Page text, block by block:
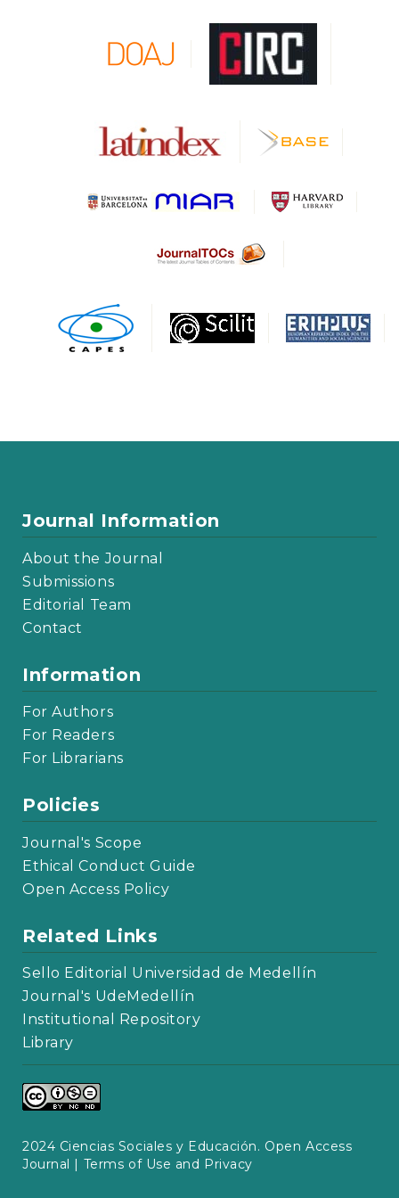
Journal Information
About the Journal
Submissions
Editorial Team
Contact
Information
For Authors
For Readers
For Librarians
Policies
Journal's Scope
Ethical Conduct Guide
Open Access Policy
Related Links
Sello Editorial Universidad de Medellín
Journal's UdeMedellín
Institutional Repository
Library
2024 Ciencias Sociales y Educación. Open Access
Journal | Terms of Use and Privacy